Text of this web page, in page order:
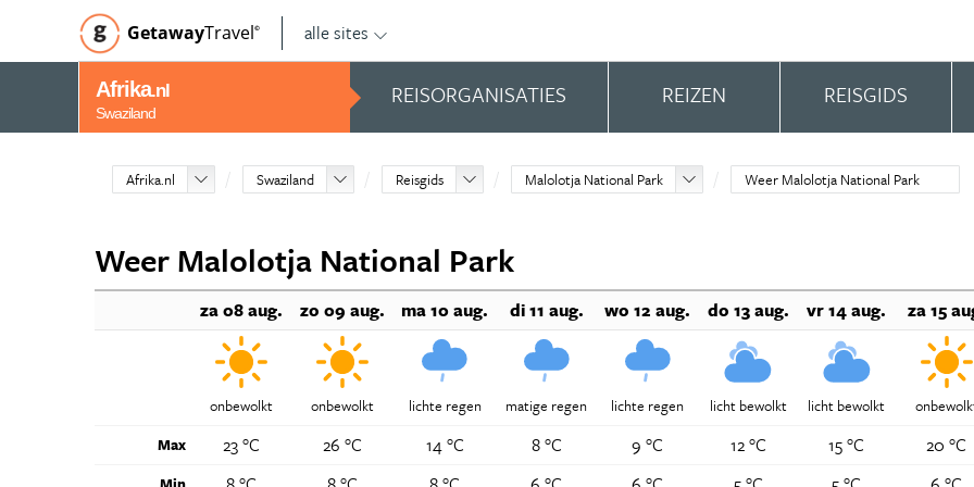
GetawayTravel© alle sites
Afrika.nl
Swaziland
REISORGANISATIES REIZEN REISGIDS
Afrika.nl Swaziland Reisgids Malolotja National Park Weer Malolotja National Park
Weer Malolotja National Park
za 08 aug. zo 09 aug. ma 10 aug. di 11 aug. wo 12 aug. do 13 aug. vr 14 aug. za 15
onbewolkt onbewolkt lichte regen matige regen lichte regen licht bewolkt licht bewolkt
Max
23 °C 26 °C 14 °C 8 °C 9 °C 12 °C 15 °C 20 °C